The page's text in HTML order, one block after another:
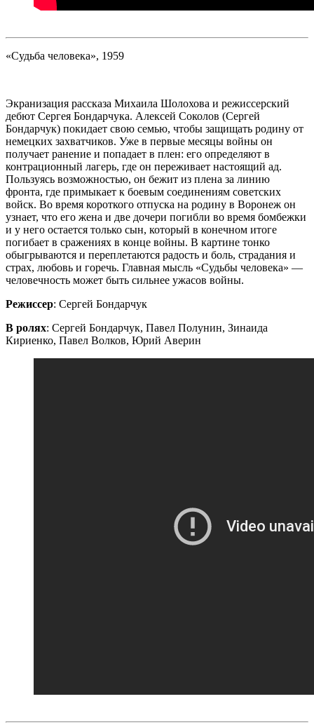
«Судьба человека», 1959
Экранизация рассказа Михаила Шолохова и режиссерский
дебют Сергея Бондарчука. Алексей Соколов (Сергей
Бондарчук) покидает свою семью, чтобы защищать родину от
немецких захватчиков. Уже в первые месяцы войны он
получает ранение и попадает в плен: его определяют в
контрационный лагерь, где он переживает настоящий ад.
Пользуясь возможностью, он бежит из плена за линию
фронта, где примыкает к боевым соединениям советских
войск. Во время короткого отпуска на родину в Воронеж он
узнает, что его жена и две дочери погибли во время бомбежки
и у него остается только сын, который в конечном итоге
погибает в сражениях в конце войны. В картине тонко
обыгрываются и переплетаются радость и боль, страдания и
страх, любовь и горечь. Главная мысль «Судьбы человека» —
человечность может быть сильнее ужасов войны.
Режиссер: Сергей Бондарчук
В ролях: Сергей Бондарчук, Павел Полунин, Зинаида
Кириенко, Павел Волков, Юрий Аверин